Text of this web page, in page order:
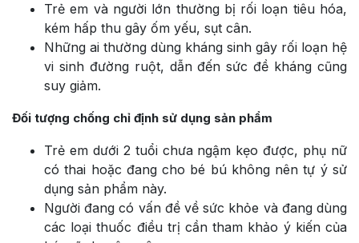
Trẻ em và người lớn thường bị rối loạn tiêu hóa,
kém hấp thu gây ốm yếu, sụt cân.
Những ai thường dùng kháng sinh gây rối loạn hệ
vi sinh đường ruột, dẫn đến sức đề kháng cũng
suy giảm.
Đối tượng chống chỉ định sử dụng sản phẩm
Trẻ em dưới 2 tuổi chưa ngậm kẹo được, phụ nữ
có thai hoặc đang cho bé bú không nên tự ý sử
dụng sản phẩm này.
Người đang có vấn đề về sức khỏe và đang dùng
các loại thuốc điều trị cần tham khảo ý kiến của